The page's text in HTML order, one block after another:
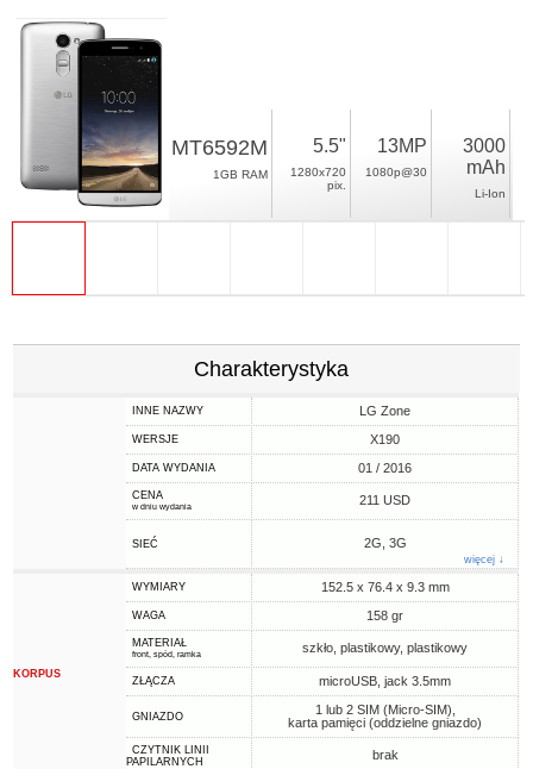
MT6592M
1GB RAM
5.5"
1280x720
pix.
13MP
1080p@30
3000
mAh
Li-Ion
Charakterystyka
INNE NAZWY LG Zone
WERSJE X190
DATA WYDANIA 01 / 2016
CENA
w dniu wydania 211 USD
SIEĆ 2G, 3G
więcej ↓
KORPUS
WYMIARY 152.5 x 76.4 x 9.3 mm
WAGA 158 gr
MATERIAŁ
front, spód, ramka szkło, plastikowy, plastikowy
ZŁĄCZA microUSB, jack 3.5mm
GNIAZDO
1 lub 2 SIM (Micro-SIM),
karta pamięci (oddzielne gniazdo)
CZYTNIK LINII
PAPILARNYCH
brak